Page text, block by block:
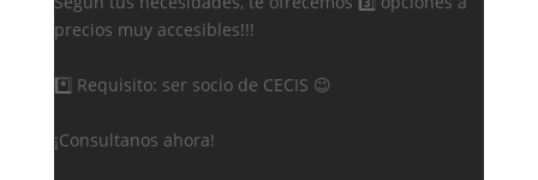
precios muy accesibles!!!
*️⃣ Requisito: ser socio de CECIS 😉
¡Consultanos ahora!